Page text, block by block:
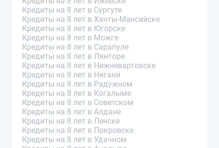
Кредиты на 8 лет в Сургуте
Кредиты на 8 лет в Ханты-Мансийске
Кредиты на 8 лет в Югорске
Кредиты на 8 лет в Можге
Кредиты на 8 лет в Сарапуле
Кредиты на 8 лет в Лянторе
Кредиты на 8 лет в Нижневартовске
Кредиты на 8 лет в Нягани
Кредиты на 8 лет в Радужном
Кредиты на 8 лет в Когалыме
Кредиты на 8 лет в Советском
Кредиты на 8 лет в Алдане
Кредиты на 8 лет в Ленске
Кредиты на 8 лет в Покровске
Кредиты на 8 лет в Удачном